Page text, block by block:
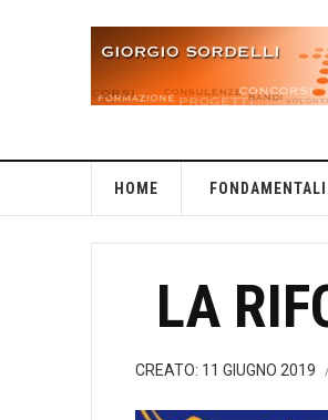
HOME FONDAMENTALI
LA
CREATO: 11 GIUGNO 2019